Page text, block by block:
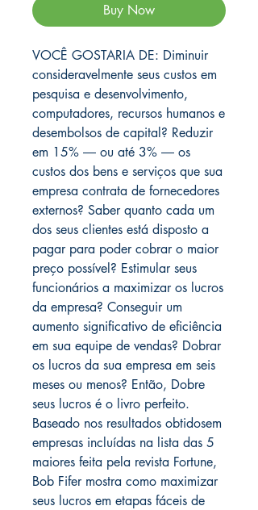
Buy Now
VOCÊ GOSTARIA DE: Diminuir
consideravelmente seus custos em
pesquisa e desenvolvimento,
computadores, recursos humanos e
desembolsos de capital? Reduzir
em 15% ― ou até 3% ― os
custos dos bens e serviços que sua
empresa contrata de fornecedores
externos? Saber quanto cada um
dos seus clientes está disposto a
pagar para poder cobrar o maior
preço possível? Estimular seus
funcionários a maximizar os lucros
da empresa? Conseguir um
aumento significativo de eficiência
em sua equipe de vendas? Dobrar
os lucros da sua empresa em seis
meses ou menos? Então, Dobre
seus lucros é o livro perfeito.
Baseado nos resultados obtidosem
empresas incluídas na lista das 5
maiores feita pela revista Fortune,
Bob Fifer mostra como maximizar
seus lucros em etapas fáceis de